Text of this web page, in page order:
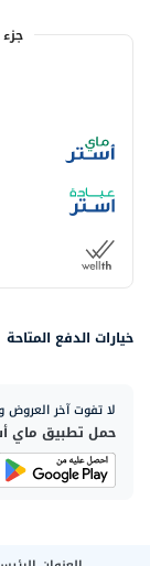
خيارات الدفع المتاحة
لا تفوت آخر العروض
حمل تطبيق ماي